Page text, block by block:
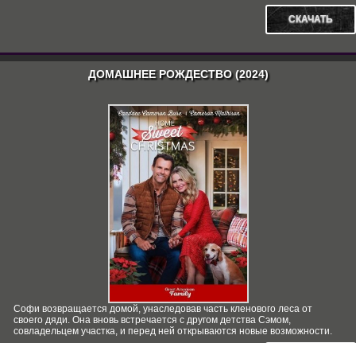
СКАЧАТЬ
ДОМАШНЕЕ РОЖДЕСТВО (2024)
Софи возвращается домой, унаследовав часть кленового леса от
своего дяди. Она вновь встречается с другом детства Сэмом,
совладельцем участка, и перед ней открываются новые возможности.